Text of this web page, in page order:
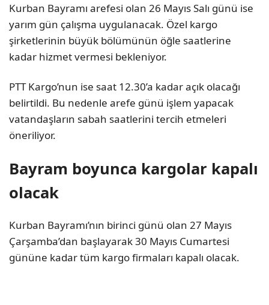
Kurban Bayramı arefesi olan 26 Mayıs Salı günü ise
yarım gün çalışma uygulanacak. Özel kargo
şirketlerinin büyük bölümünün öğle saatlerine
kadar hizmet vermesi bekleniyor.
PTT Kargo’nun ise saat 12.30’a kadar açık olacağı
belirtildi. Bu nedenle arefe günü işlem yapacak
vatandaşların sabah saatlerini tercih etmeleri
öneriliyor.
Bayram boyunca kargolar kapalı
olacak
Kurban Bayramı’nın birinci günü olan 27 Mayıs
Çarşamba’dan başlayarak 30 Mayıs Cumartesi
gününe kadar tüm kargo firmaları kapalı olacak.